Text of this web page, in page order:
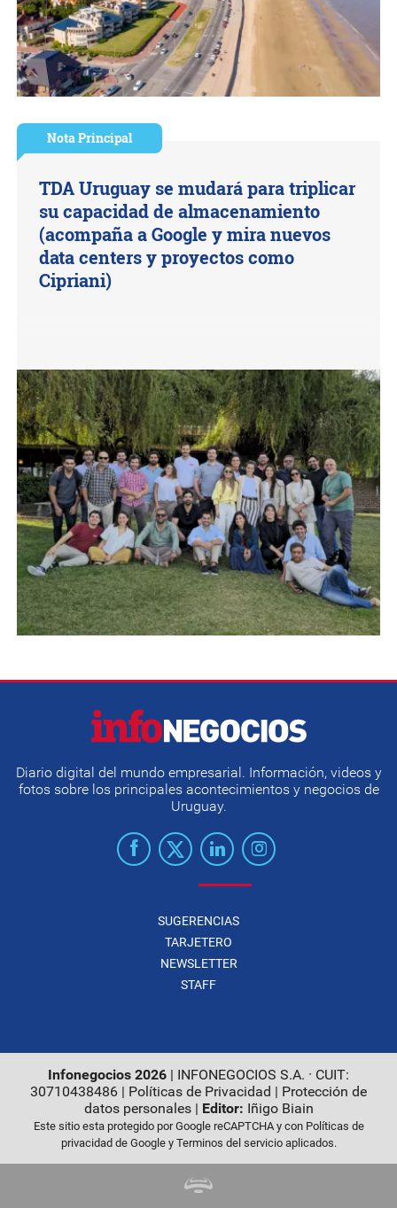
Nota Principal
TDA Uruguay se mudará para triplicar
su capacidad de almacenamiento
(acompaña a Google y mira nuevos
data centers y proyectos como
Cipriani)
Diario digital del mundo empresarial. Información, videos y
fotos sobre los principales acontecimientos y negocios de
Uruguay.
SUGERENCIAS
TARJETERO
NEWSLETTER
STAFF
Infonegocios 2026 | INFONEGOCIOS S.A. · CUIT:
30710438486 | Políticas de Privacidad | Protección de
datos personales| Editor: Iñigo Biain
Este sitio esta protegido por Google reCAPTCHA y con Políticas de
privacidad de Googley Terminos del servicioaplicados.